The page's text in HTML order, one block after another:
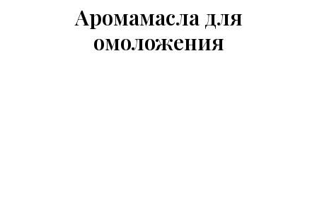
Аромамасла для
омоложения